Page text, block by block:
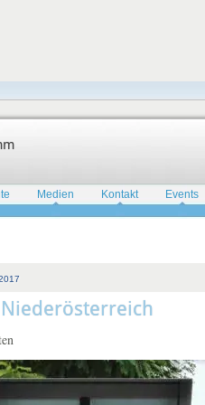
Medien Kontakt Events
Niederösterreich